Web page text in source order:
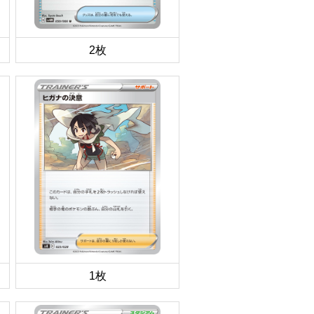
2枚
1枚